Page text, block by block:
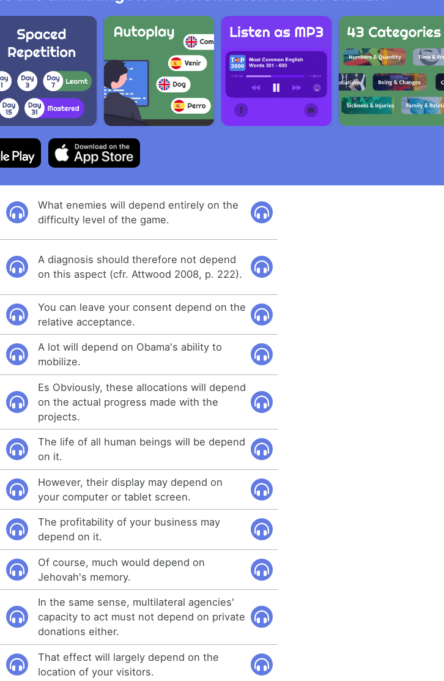
What enemies will depend entirely on the
difficulty level of the game.
A diagnosis should therefore not depend
on this aspect (cfr. Attwood 2008, p. 222).
You can leave your consent depend on the
relative acceptance.
A lot will depend on Obama's ability to
mobilize.
Es Obviously, these allocations will depend
on the actual progress made with the
projects.
The life of all human beings will be depend
on it.
However, their display may depend on
your computer or tablet screen.
The profitability of your business may
depend on it.
Of course, much would depend on
Jehovah's memory.
In the same sense, multilateral agencies'
capacity to act must not depend on private
donations either.
That effect will largely depend on the
location of your visitors.